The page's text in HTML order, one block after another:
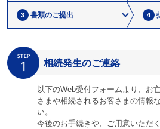
3 書類のご提出 4
相続発生のご連絡
以下のWeb受付フォームより、お
さまや相続されるお客さまの情報
い。
今後のお手続きや、ご用意いただ